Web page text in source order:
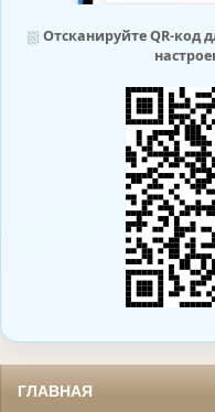
⛆ Отсканируйте QR-код
ГЛАВНАЯ